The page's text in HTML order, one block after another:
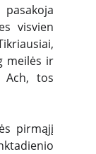
visvien
meilės ir
Ach, tos
pirmąjį